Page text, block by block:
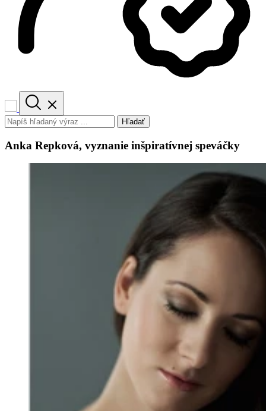
Hľadať
Anka Repková, vyznanie inšpiratívnej speváčky